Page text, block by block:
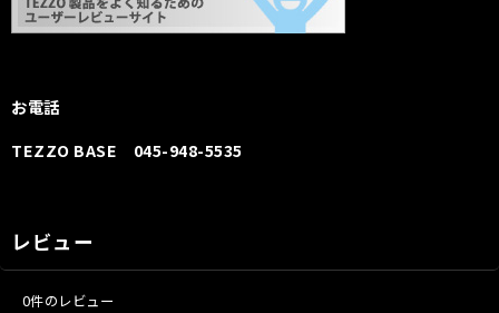
お電話
TEZZO BASE 045-948-5535
レビュー
0件のレビュー